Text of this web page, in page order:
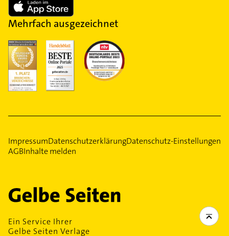
Mehrfach ausgezeichnet
ImpressumDatenschutzerklärungDatenschutz-Einstellungen
AGBInhalte melden
Ein Service Ihrer
Gelbe Seiten Verlage